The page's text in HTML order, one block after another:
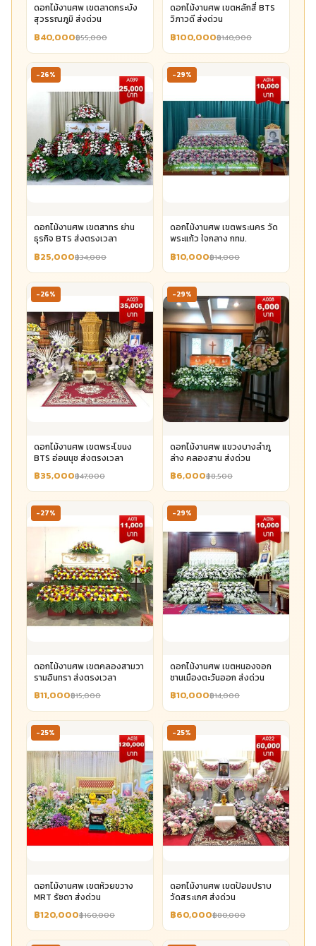
ดอกไม้งานศพ เขตลาดกระบัง
สุวรรณภูมิ ส่งด่วน
฿40,000฿55,000
ดอกไม้งานศพ เขตหลักสี่ BTS
วิภาวดี ส่งด่วน
฿100,000฿140,000
-26%
ดอกไม้งานศพ เขตสาทร ย่าน
ธุรกิจ BTS ส่งตรงเวลา
฿25,000฿34,000
-29%
ดอกไม้งานศพ เขตพระนคร วัด
พระแก้ว ใจกลาง กทม.
฿10,000฿14,000
-26%
ดอกไม้งานศพ เขตพระโขนง
BTS อ่อนนุช ส่งตรงเวลา
฿35,000฿47,000
-29%
ดอกไม้งานศพ แขวงบางลำภู
ล่าง คลองสาน ส่งด่วน
฿6,000฿8,500
-27%
ดอกไม้งานศพ เขตคลองสามวา
รามอินทรา ส่งตรงเวลา
฿11,000฿15,000
-29%
ดอกไม้งานศพ เขตหนองจอก
ชานเมืองตะวันออก ส่งด่วน
฿10,000฿14,000
-25%
ดอกไม้งานศพ เขตห้วยขวาง
MRT รัชดา ส่งด่วน
฿120,000฿160,000
-25%
ดอกไม้งานศพ เขตป้อมปราบ
วัดสระเกศ ส่งด่วน
฿60,000฿80,000